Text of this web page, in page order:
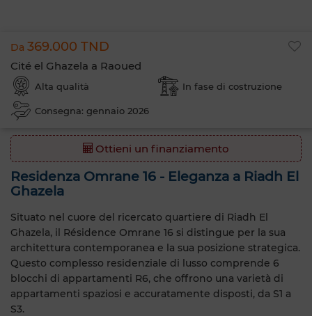
Da 369.000 TND
Cité el Ghazela a Raoued
Alta qualità In fase di costruzione
Consegna: gennaio 2026
Ottieni un finanziamento
Residenza Omrane 16 - Eleganza a Riadh El
Ghazela
Situato nel cuore del ricercato quartiere di Riadh El
Ghazela, il Résidence Omrane 16 si distingue per la sua
architettura contemporanea e la sua posizione strategica.
Questo complesso residenziale di lusso comprende 6
blocchi di appartamenti R6, che offrono una varietà di
appartamenti spaziosi e accuratamente disposti, da S1 a
S3.